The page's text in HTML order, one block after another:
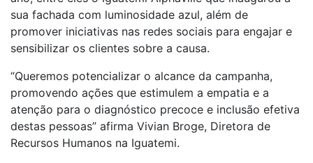
sua fachada com luminosidade azul, além de
promover iniciativas nas redes sociais para engajar e
sensibilizar os clientes sobre a causa.
“Queremos potencializar o alcance da campanha,
promovendo ações que estimulem a empatia e a
atenção para o diagnóstico precoce e inclusão efetiva
destas pessoas” afirma Vivian Broge, Diretora de
Recursos Humanos na Iguatemi.